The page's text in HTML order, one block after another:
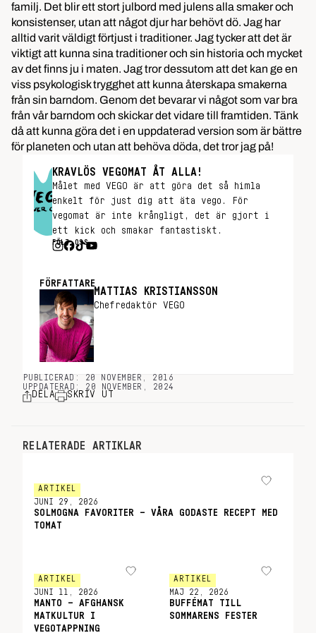
familj. Det blir ett stort julbord med julens alla smaker och
konsistenser, utan att något djur har behövt dö. Jag har
alltid varit väldigt förtjust i traditioner. Jag tycker att det är
viktigt att kunna sina traditioner och sin historia och mycket
av det finns ju i maten. Jag tror dessutom att det kan ge en
viss psykologisk trygghet att kunna återskapa smakerna
från sin barndom. Genom det bevarar vi något som var bra
från vår barndom och skickar det vidare till framtiden. Tänk
då att kunna göra det i en uppdaterad version som är bättre
för planeten och utan att behöva döda, det tror jag på!
KRAVLÖS VEGOMAT ÅT ALLA!
Målet med VEGO är att göra det så himla
enkelt för just dig att äta vego. För
vegomat är inte krångligt, det är gjort i
ett kick och smakar fantastiskt.
FÖLJ OSS
FÖRFATTARE
MATTIAS KRISTIANSSON
Chefredaktör VEGO
PUBLICERAD: 20 NOVEMBER, 2016
UPPDATERAD: 20 NOVEMBER, 2024
DELA SKRIV UT
RELATERADE ARTIKLAR
ARTIKEL
JUNI 29, 2026
SOLMOGNA FAVORITER – VÅRA GODASTE RECEPT MED
TOMAT
ARTIKEL
JUNI 11, 2026
MANTO – AFGHANSK
MATKULTUR I
VEGOTAPPNING
ARTIKEL
MAJ 22, 2026
BUFFÉMAT TILL
SOMMARENS FESTER